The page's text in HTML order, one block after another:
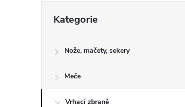
t
kategorie
Kategorie
Nože, mačety, sekery
Meče
Vrhací zbraně